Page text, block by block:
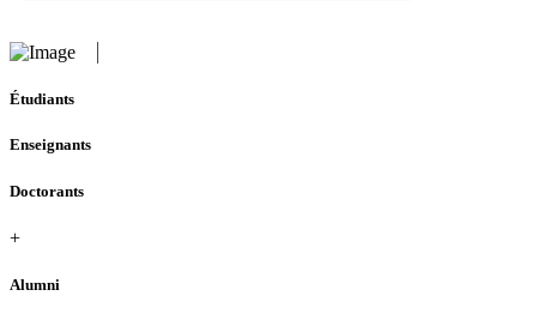
Étudiants
Enseignants
Doctorants
+
Alumni